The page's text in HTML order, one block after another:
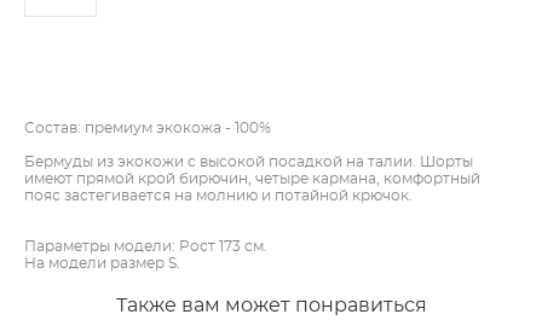
Состав: премиум экокожа - 100%
Бермуды из экокожи с высокой посадкой на талии. Шорты
имеют прямой крой бирючин, четыре кармана, комфортный
пояс застегивается на молнию и потайной крючок.
Параметры модели: Рост 173 см.
На модели размер S.
Также вам может понравиться